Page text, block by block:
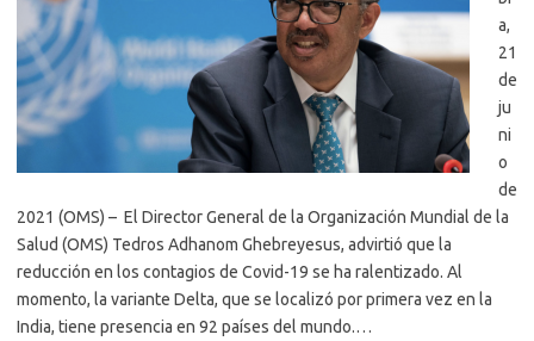
a,
21
de
ju
ni
o
de
2021 (OMS) – El Director General de la Organización Mundial de la
Salud (OMS) Tedros Adhanom Ghebreyesus, advirtió que la
reducción en los contagios de Covid-19 se ha ralentizado. Al
momento, la variante Delta, que se localizó por primera vez en la
India, tiene presencia en 92 países del mundo.…